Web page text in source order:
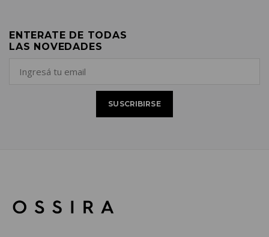
ENTERATE DE TODAS
LAS NOVEDADES